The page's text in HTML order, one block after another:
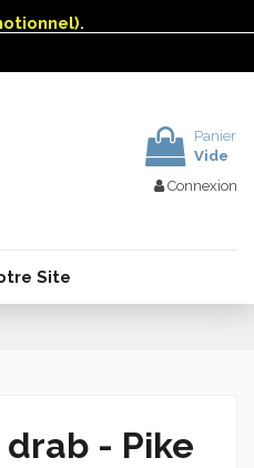
Panier
Vide
Connexion
Site
drab - Pike